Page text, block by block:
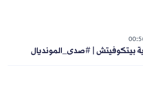
بيتكوفيتش | #صدى_المونديال